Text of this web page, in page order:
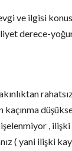
ve ilgisi
derece-
kaçınma
, ilişki
( yani ilişki